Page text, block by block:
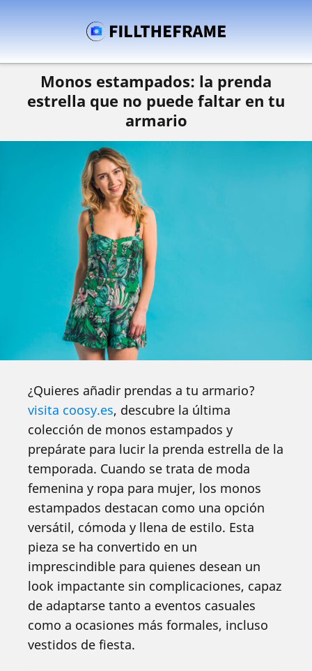
Monos estampados: la prenda
estrella que no puede faltar en tu
armario
¿Quieres añadir prendas a tu armario?
visita coosy.es, descubre la última
colección de monos estampados y
prepárate para lucir la prenda estrella de la
temporada. Cuando se trata de moda
femenina y ropa para mujer, los monos
estampados destacan como una opción
versátil, cómoda y llena de estilo. Esta
pieza se ha convertido en un
imprescindible para quienes desean un
look impactante sin complicaciones, capaz
de adaptarse tanto a eventos casuales
como a ocasiones más formales, incluso
vestidos de fiesta.